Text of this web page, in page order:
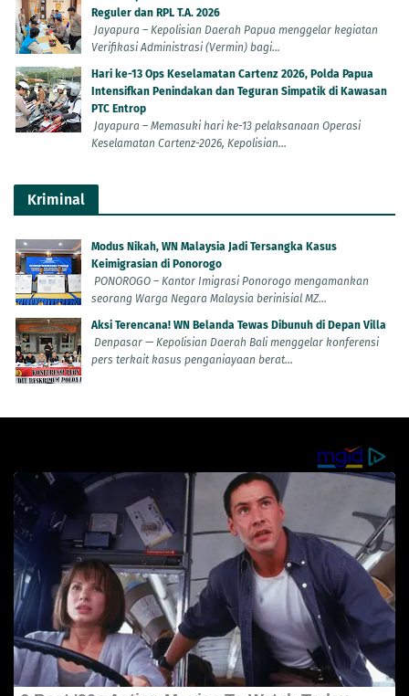
Reguler dan RPL T.A. 2026
Jayapura – Kepolisian Daerah Papua menggelar kegiatan
Verifikasi Administrasi (Vermin) bagi...
Hari ke-13 Ops Keselamatan Cartenz 2026, Polda Papua
Intensifkan Penindakan dan Teguran Simpatik di Kawasan
PTC Entrop
Jayapura – Memasuki hari ke-13 pelaksanaan Operasi
Keselamatan Cartenz-2026, Kepolisian...
Kriminal
Modus Nikah, WN Malaysia Jadi Tersangka Kasus
Keimigrasian di Ponorogo
PONOROGO – Kantor Imigrasi Ponorogo mengamankan
seorang Warga Negara Malaysia berinisial MZ...
Aksi Terencana! WN Belanda Tewas Dibunuh di Depan Villa
Denpasar — Kepolisian Daerah Bali menggelar konferensi
pers terkait kasus penganiayaan berat...